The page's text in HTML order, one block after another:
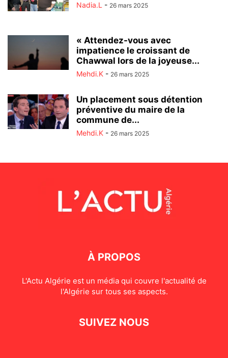
Nadia.L - 26 mars 2025
« Attendez-vous avec
impatience le croissant de
Chawwal lors de la joyeuse...
Mehdi.K - 26 mars 2025
Un placement sous détention
préventive du maire de la
commune de...
Mehdi.K - 26 mars 2025
À PROPOS
L'Actu Algérie est un média qui couvre l'actualité de
l'Algérie sur tous ses aspects.
SUIVEZ NOUS